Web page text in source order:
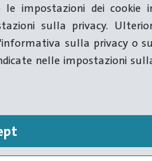
le impostazioni dei cookie
sulla privacy.
sulla privacy o
nelle impostazioni
nella tecnologia